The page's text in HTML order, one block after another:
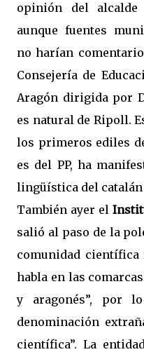
opinión del alcalde
aunque fuentes
no harían
Consejería de
Aragón dirigida por
es natural de Ripoll.
los primeros ediles
es del PP, ha
lingüística del
También ayer el
salió al paso de la
comunidad científica
habla en las
y aragonés”, por
denominación
científica”. La